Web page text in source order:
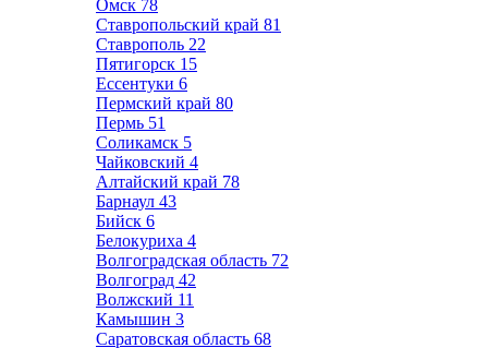
Омск 78
Ставропольский край 81
Ставрополь 22
Пятигорск 15
Ессентуки 6
Пермский край 80
Пермь 51
Соликамск 5
Чайковский 4
Алтайский край 78
Барнаул 43
Бийск 6
Белокуриха 4
Волгоградская область 72
Волгоград 42
Волжский 11
Камышин 3
Саратовская область 68